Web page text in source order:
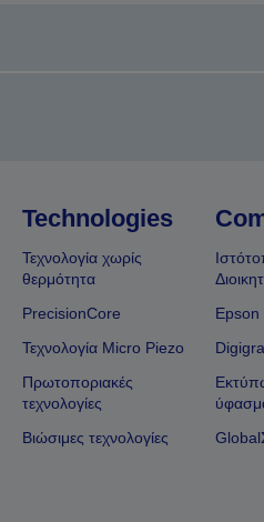
Technologies
Τεχνολογία χωρίς
θερμότητα
PrecisionCore
Τεχνολογία Micro Piezo
Πρωτοποριακές
τεχνολογίες
Βιώσιμες τεχνολογίες